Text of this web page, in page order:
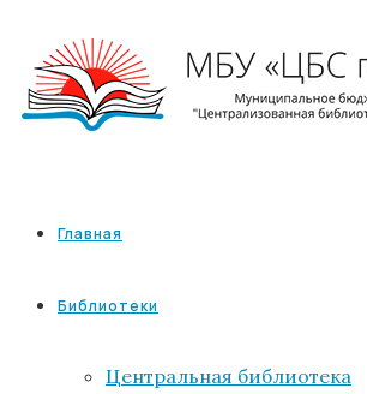
Главная
Библиотеки
Центральная библиотека